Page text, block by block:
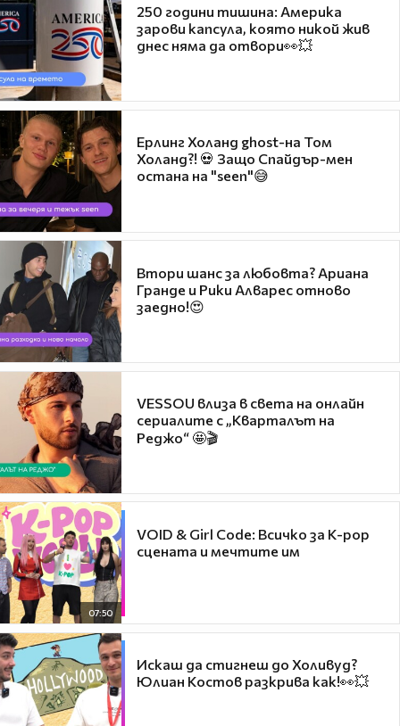
250 години тишина: Америка
зарови капсула, която никой жив
днес няма да отвори👀💥
Ерлинг Холанд ghost-на Том
Холанд?! 💀 Защо Спайдър-мен
остана на "seen"😅
Втори шанс за любовта? Ариана
Гранде и Рики Алварес отново
заедно!😍
VESSOU влиза в света на онлайн
сериалите с „Кварталът на
Реджо“ 🤩🎬
07:50
VOID & Girl Code: Всичко за K-pop
сцената и мечтите им
Искаш да стигнеш до Холивуд?
Юлиан Костов разкрива как!👀💥